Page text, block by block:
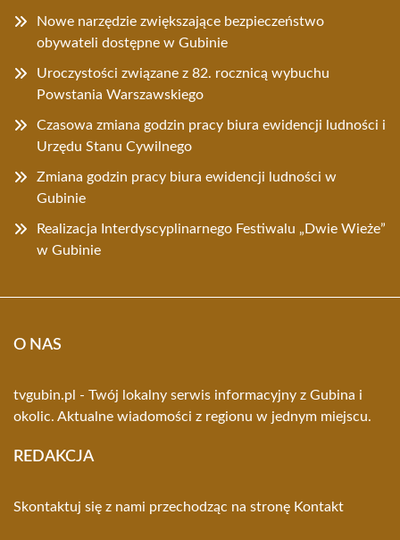
Nowe narzędzie zwiększające bezpieczeństwo
obywateli dostępne w Gubinie
Uroczystości związane z 82. rocznicą wybuchu
Powstania Warszawskiego
Czasowa zmiana godzin pracy biura ewidencji ludności i
Urzędu Stanu Cywilnego
Zmiana godzin pracy biura ewidencji ludności w
Gubinie
Realizacja Interdyscyplinarnego Festiwalu „Dwie Wieże”
w Gubinie
O NAS
tvgubin.pl - Twój lokalny serwis informacyjny z Gubina i
okolic. Aktualne wiadomości z regionu w jednym miejscu.
REDAKCJA
Skontaktuj się z nami przechodząc na stronę Kontakt